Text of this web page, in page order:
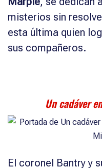
misterios sin
esta última quien
sus compañeros.
Un cadáver
El coronel Bantry y